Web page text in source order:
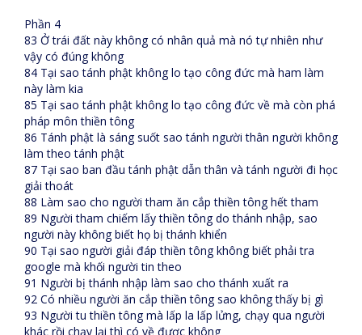
Phần 4
83 Ở trái đất này không có nhân quả mà nó tự nhiên như
vậy có đúng không
84 Tại sao tánh phật không lo tạo công đức mà ham làm
này làm kia
85 Tại sao tánh phật không lo tạo công đức về mà còn phá
pháp môn thiền tông
86 Tánh phật là sáng suốt sao tánh người thân người không
làm theo tánh phật
87 Tại sao ban đầu tánh phật dẫn thân và tánh người đi học
giải thoát
88 Làm sao cho người tham ăn cắp thiền tông hết tham
89 Người tham chiếm lấy thiền tông do thánh nhập, sao
người này không biết họ bị thánh khiển
90 Tại sao người giải đáp thiền tông không biết phải tra
google mà khối người tin theo
91 Người bị thánh nhập làm sao cho thánh xuất ra
92 Có nhiều người ăn cắp thiền tông sao không thấy bị gì
93 Người tu thiền tông mà lấp la lấp lửng, chạy qua người
khác rồi chạy lại thì có về được không